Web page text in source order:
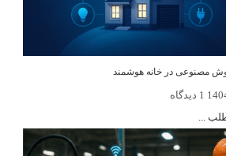
مصنوعی در خانه هوشمند
1 دیدگاه
...